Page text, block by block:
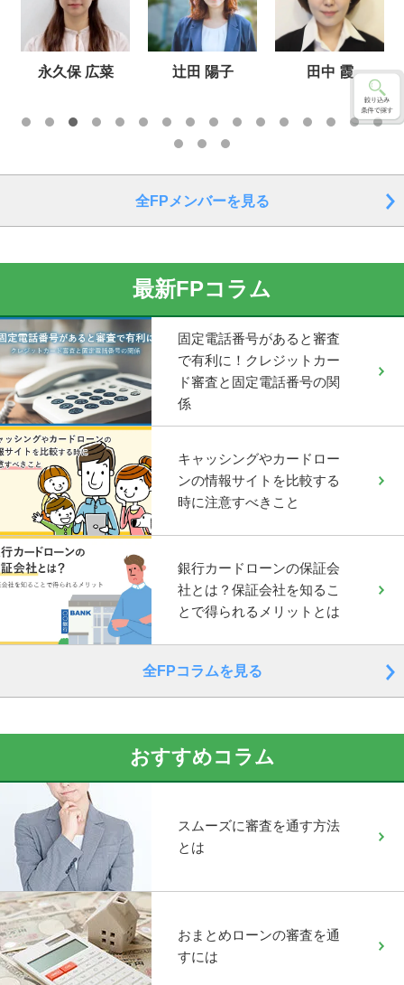
永久保 広菜 辻田 陽子 田中 霞
全FPメンバーを見る
最新FPコラム
固定電話番号があると審査
で有利に！クレジットカー
ド審査と固定電話番号の関
係
キャッシングやカードロー
ンの情報サイトを比較する
時に注意すべきこと
銀行カードローンの保証会
社とは？保証会社を知るこ
とで得られるメリットとは
全FPコラムを見る
おすすめコラム
スムーズに審査を通す方法
とは
おまとめローンの審査を通
すには